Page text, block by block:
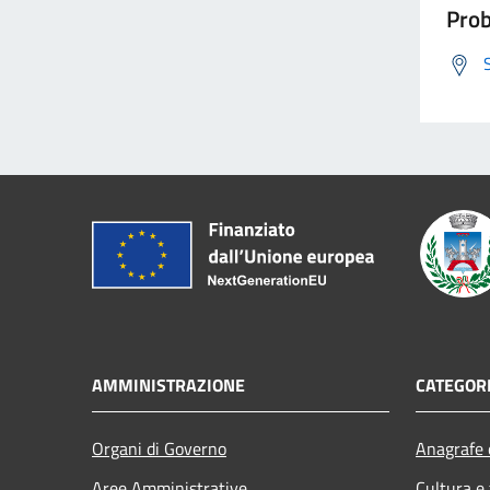
AMMINISTRAZIONE
Organi di Governo